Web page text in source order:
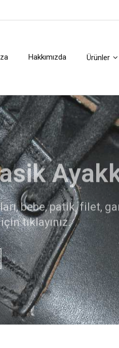
Hakkımızda Ürünler
Botları